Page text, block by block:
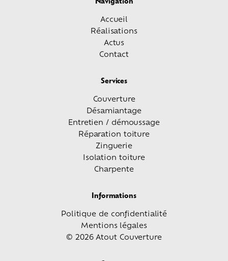
Accueil
Réalisations
Actus
Contact
Services
Couverture
Désamiantage
Entretien / démoussage
Réparation toiture
Zinguerie
Isolation toiture
Charpente
Informations
Politique de confidentialité
Mentions légales
© 2026 Atout Couverture